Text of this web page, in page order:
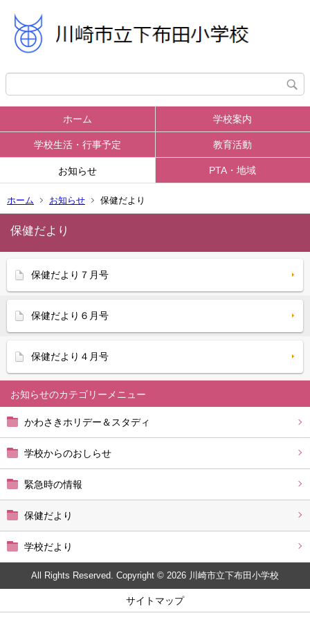
ホーム 学校案内
学校生活・行事予定 教育活動
お知らせ PTA・地域
ホーム お知らせ 保健だより
お知らせ
かわさきホリデー＆スタディ
学校からのおしらせ
緊急時の情報
保健だより
学校だより
保健だより
保健だより７月号
保健だより６月号
保健だより４月号
All Rights Reserved. Copyright © 2026 川崎市立下布田小学校
サイトマップ